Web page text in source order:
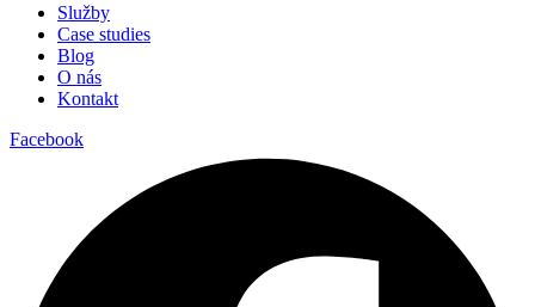
Služby
Case studies
Blog
O nás
Kontakt
Facebook